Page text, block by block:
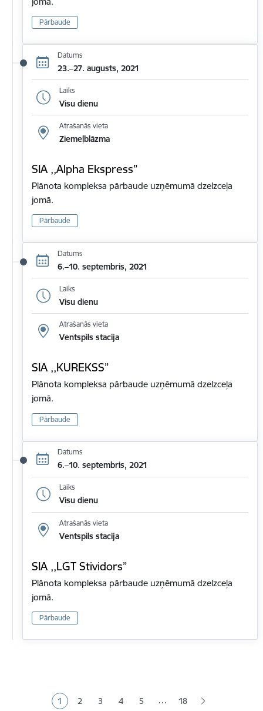
Pārbaude
Datums
23.–27. augusts, 2021
Laiks
Visu dienu
Atrašanās vieta
Ziemeļblāzma
SIA ,,Alpha Ekspress”
Plānota kompleksa pārbaude uzņēmumā dzelzceļa
jomā.
Pārbaude
Datums
6.–10. septembris, 2021
Laiks
Visu dienu
Atrašanās vieta
Ventspils stacija
SIA ,,KUREKSS”
Plānota kompleksa pārbaude uzņēmumā dzelzceļa
jomā.
Pārbaude
Datums
6.–10. septembris, 2021
Laiks
Visu dienu
Atrašanās vieta
Ventspils stacija
SIA ,,LGT Stividors”
Plānota kompleksa pārbaude uzņēmumā dzelzceļa
jomā.
Pārbaude
Pašreizējā lapa
1 Lapa
2 Lapa
3 Lapa
4 Lapa
5 … 18